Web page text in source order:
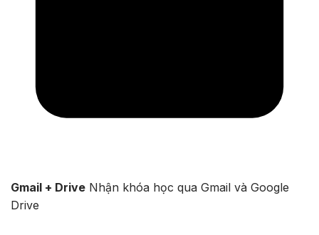
Gmail + Drive Nhận khóa học qua Gmail và Google
Drive